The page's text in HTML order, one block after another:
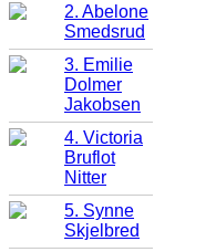
2. Abelone
Smedsrud
3. Emilie
Dolmer
Jakobsen
4. Victoria
Bruflot
Nitter
5. Synne
Skjelbred